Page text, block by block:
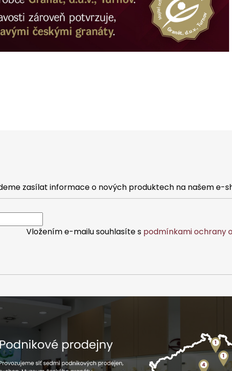
zasílat informace o nových produktech na našem e-
Vložením e-mailu souhlasíte s podmínkami ochrany